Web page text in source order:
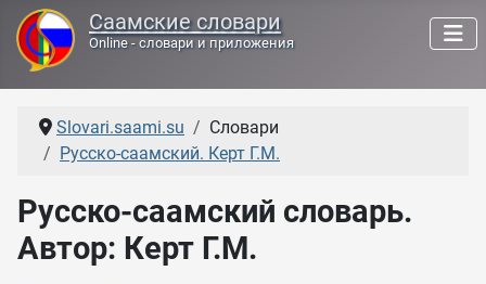
Саамские словари
Online - словари и приложения
Slovari.saami.su
Словари
Русско-саамский. Керт Г.М.
Русско-саамский словарь.
Автор: Керт Г.М.